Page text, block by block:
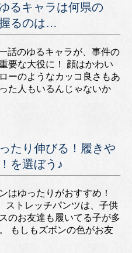
るキャラは何県の
るのは…
話のゆるキャラが、事件の
要な大役に！ 顔はかわい
ーのようなカッコ良さもあ
た人もいるんじゃないか
たり伸びる！履きや
を選ぼう♪
はゆったりがおすすめ！
ストレッチパンツは、子供
のお友達も履いてる子が多
もしもズボンの色がお友